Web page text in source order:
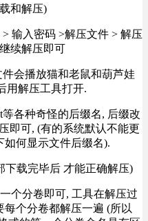
和解压)
输入密码 >解压文件 > 解压
续解压即可
会播放猫和老鼠和葫芦娃
用解压工具打开.
各种奇怪的后缀名, 后缀改
即可, (有的系统默认不能更
如何显示文件后缀名).
下载完毕后 才能正确解压)
个分卷即可, 工具在解压过
个分卷都解压一遍 (所以